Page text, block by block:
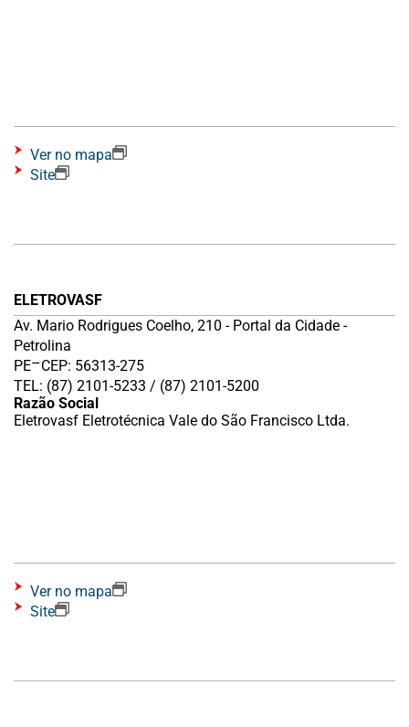
Ver no mapa
Site
ELETROVASF
Av. Mario Rodrigues Coelho, 210 - Portal da Cidade -
Petrolina
PE–CEP: 56313-275
TEL: (87) 2101-5233 / (87) 2101-5200
Razão Social
Eletrovasf Eletrotécnica Vale do São Francisco Ltda.
Ver no mapa
Site